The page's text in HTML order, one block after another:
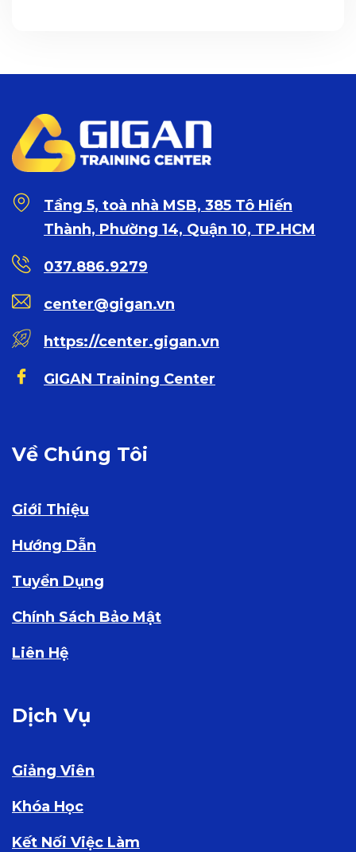
Tầng 5, toà nhà MSB, 385 Tô Hiến
Thành, Phường 14, Quận 10, TP.HCM
037.886.9279
center@gigan.vn
https://center.gigan.vn
GIGAN Training Center
Về Chúng Tôi
Giới Thiệu
Hướng Dẫn
Tuyển Dụng
Chính Sách Bảo Mật
Liên Hệ
Dịch Vụ
Giảng Viên
Khóa Học
Kết Nối Việc Làm